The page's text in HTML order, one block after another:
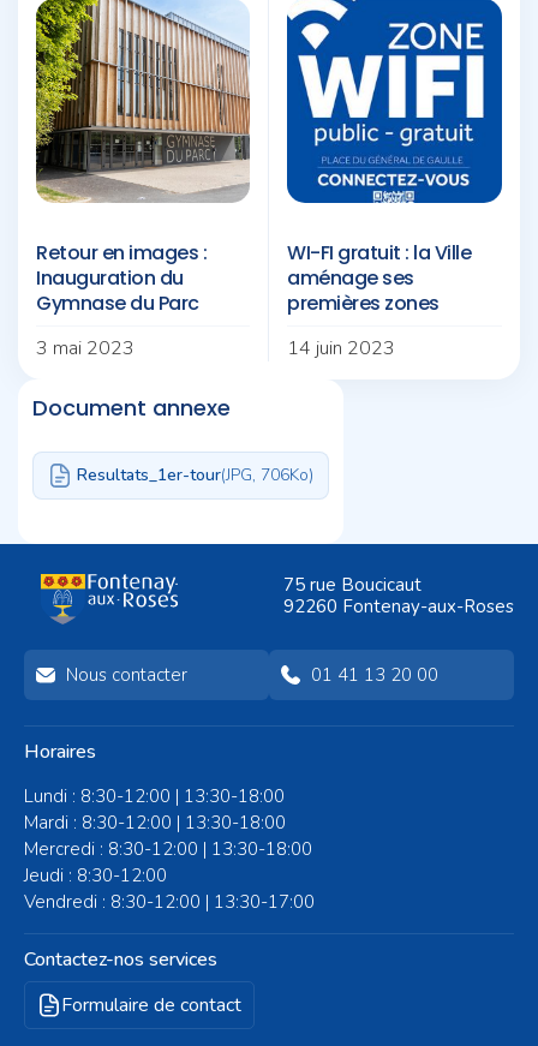
Retour en images :
Inauguration du
Gymnase du Parc
3 mai 2023
WI-FI gratuit : la Ville
aménage ses
premières zones
14 juin 2023
Document annexe
Resultats_1er-tour(JPG, 706Ko)
75 rue Boucicaut
92260 Fontenay-aux-Roses
Nous contacter 01 41 13 20 00
Horaires
Lundi : 8:30-12:00 | 13:30-18:00
Mardi : 8:30-12:00 | 13:30-18:00
Mercredi : 8:30-12:00 | 13:30-18:00
Jeudi : 8:30-12:00
Vendredi : 8:30-12:00 | 13:30-17:00
Contactez-nos services
Formulaire de contact